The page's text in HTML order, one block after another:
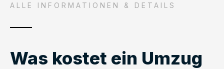
ALLE INFORMATIONEN & DETAILS
Was kostet ein Umzug